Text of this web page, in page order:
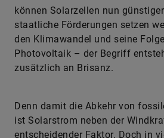
den Klimawandel und seine
Photovoltaik – der Begriff
zusätzlich an Brisanz.
Denn damit die Abkehr von
entscheidender Faktor. Doch in
es kaum noch ungenutzte
Photovoltaikanlagen zu